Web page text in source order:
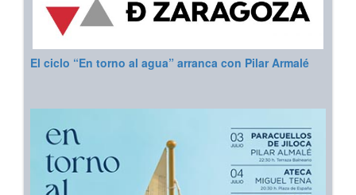
El ciclo “En torno al agua” arranca con Pilar Armalé